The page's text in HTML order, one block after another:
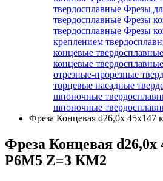
твердосплавные Фрезы
твердосплавные Фрезы
твердосплавные Фрезы
креплением
концевые
концевые
отрезные-прорезные
торцевые насадные
шпоночные
шпоночные
Фреза Концевая d26,0х
Фреза Концевая d26,0х
Р6М5 Z=3 КМ2